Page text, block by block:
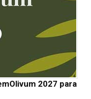
2027 para